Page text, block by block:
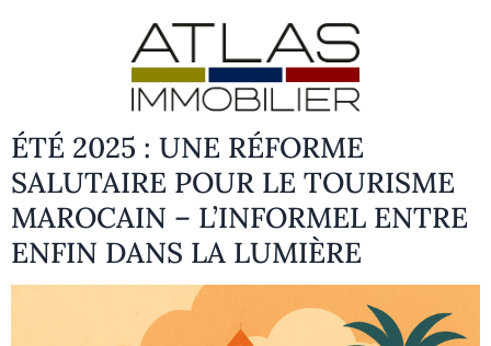
ÉTÉ 2025 : UNE RÉFORME
SALUTAIRE POUR LE TOURISME
MAROCAIN – L’INFORMEL ENTRE
ENFIN DANS LA LUMIÈRE